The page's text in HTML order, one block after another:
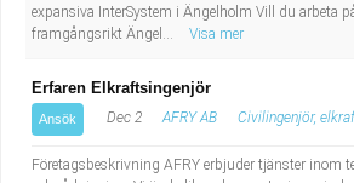
expansiva InterSystem i Ängelholm Vill du arbeta
framgångsrikt Ängel...
Visa mer
Erfaren Elkraftsingenjör
Ansök Dec 2 AFRY AB Civilingenjör,
Företagsbeskrivning AFRY erbjuder tjänster inom